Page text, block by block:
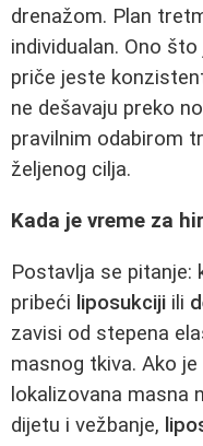
drenažom. Plan
individualan. Ono
priče jeste
ne dešavaju preko
pravilnim odabirom
željenog cilja.
Kada je vreme za
Postavlja se pitanje:
pribeći liposukciji ili
zavisi od stepena
masnog tkiva. Ako
lokalizovana masna
dijetu i vežbanje,